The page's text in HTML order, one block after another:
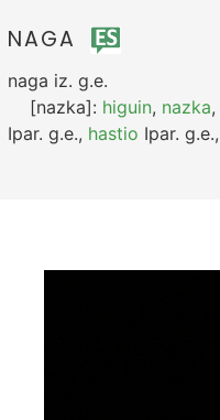
NAGA
naga iz. g.e.
[nazka]: higuin, nazka,
Ipar. g.e., hastio Ipar. g.e.,